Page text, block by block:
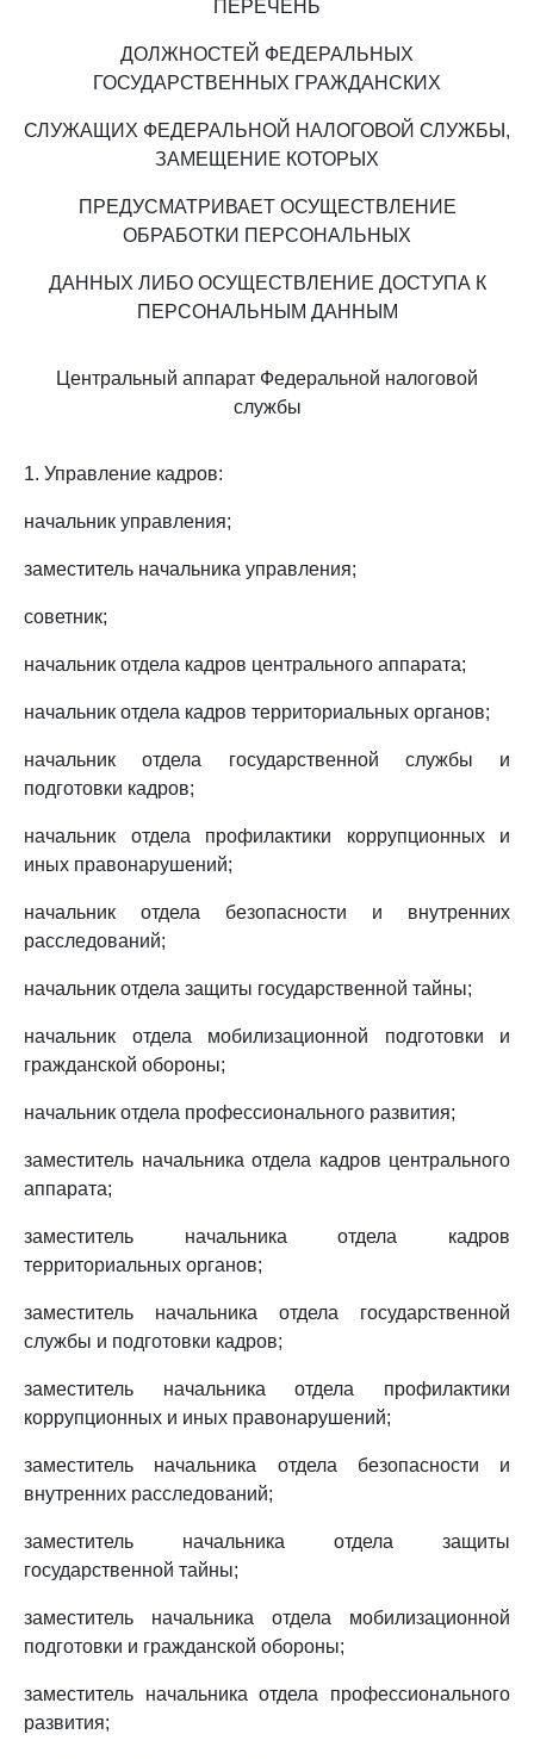
ПЕРЕЧЕНЬ
ДОЛЖНОСТЕЙ ФЕДЕРАЛЬНЫХ
ГОСУДАРСТВЕННЫХ ГРАЖДАНСКИХ
СЛУЖАЩИХ ФЕДЕРАЛЬНОЙ НАЛОГОВОЙ СЛУЖБЫ,
ЗАМЕЩЕНИЕ КОТОРЫХ
ПРЕДУСМАТРИВАЕТ ОСУЩЕСТВЛЕНИЕ
ОБРАБОТКИ ПЕРСОНАЛЬНЫХ
ДАННЫХ ЛИБО ОСУЩЕСТВЛЕНИЕ ДОСТУПА К
ПЕРСОНАЛЬНЫМ ДАННЫМ
Центральный аппарат Федеральной налоговой
службы
1. Управление кадров:
начальник управления;
заместитель начальника управления;
советник;
начальник отдела кадров центрального аппарата;
начальник отдела кадров территориальных органов;
начальник отдела государственной службы и
подготовки кадров;
начальник отдела профилактики коррупционных и
иных правонарушений;
начальник отдела безопасности и внутренних
расследований;
начальник отдела защиты государственной тайны;
начальник отдела мобилизационной подготовки и
гражданской обороны;
начальник отдела профессионального развития;
заместитель начальника отдела кадров центрального
аппарата;
заместитель начальника отдела кадров
территориальных органов;
заместитель начальника отдела государственной
службы и подготовки кадров;
заместитель начальника отдела профилактики
коррупционных и иных правонарушений;
заместитель начальника отдела безопасности и
внутренних расследований;
заместитель начальника отдела защиты
государственной тайны;
заместитель начальника отдела мобилизационной
подготовки и гражданской обороны;
заместитель начальника отдела профессионального
развития;